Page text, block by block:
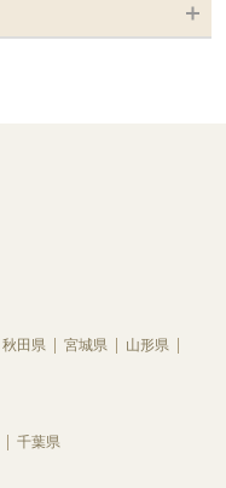
秋田県 宮城県
山形県
千葉県